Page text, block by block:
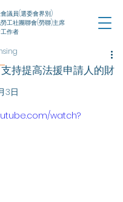
議員(選委會界別)
工社團聯會(勞聯)主席
作者
支持提高法援申請人的財
3日
watch?